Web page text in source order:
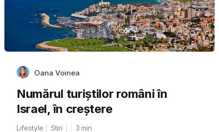
Oana Voinea
Numărul turiștilor români în
Israel, în creștere
Lifestyle Stiri 3 min